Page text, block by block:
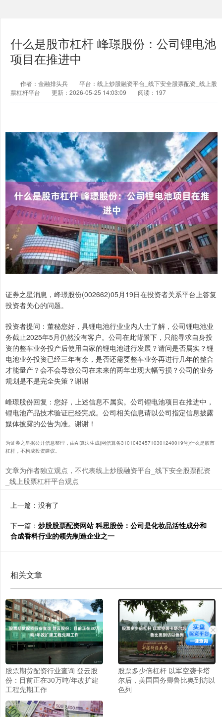
什么是股市杠杆 峰璟股份：公司锂电池
项目在推进中
作者：金融排头兵
平台：线上炒股融资平台_线下安全股票配资_线上股
票杠杆平台
更新：2026-05-25 14:03:09 阅读：197
证券之星消息，峰璟股份(002662)05月19日在投资者关系平台上答复
投资者关心的问题。
投资者提问：董秘您好，具锂电池行业业内人士了解，公司锂电池业
务截止2025年5月仍然没有客户。公司在此背景下，只能寻求自身投
资的整车业务投产后使用自家的锂电池进行发展？请问是否属实？锂
电池业务投资已经三年有余，是否还需要整车业务再进行几年的整合
才能量产？会不会导致公司在未来的两年出现大幅亏损？公司的业务
规划是不是完全失策？谢谢
峰璟股份回复：您好，上述信息不属实。公司锂电池项目在推进中，
锂电池产品技术验证已经完成。公司相关信息请以公司指定信息披露
媒体披露的公告为准。谢谢！
为证券之星据公开信息整理，由AI算法生成(网信算备310104345710301240019号)什么是股市
杠杆，不构成投资建议。
文章为作者独立观点，不代表线上炒股融资平台_线下安全股票配资
_线上股票杠杆平台观点
上一篇：没有了
下一篇： 炒股股票配资网站 科思股份：公司是化妆品活性成分和
合成香料行业的领先制造企业之一
相关文章
股票期货配资行业查询 登云股
份：目前正在30万吨/年改扩建
工程先期工作
股票多少倍杠杆 以军空袭卡塔
尔后，美国国务卿鲁比奥到访以
色列